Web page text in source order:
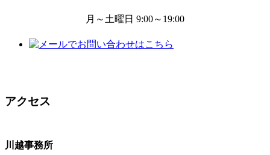
月～土曜日 9:00～19:00
アクセス
川越事務所